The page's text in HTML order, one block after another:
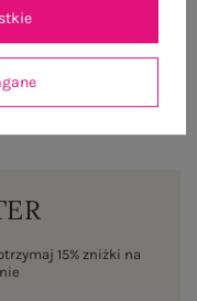
15% zniżki na